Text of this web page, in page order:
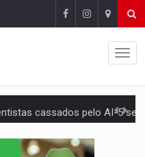
cassados pelo AI-5 se tornam pesquisadores
por abusar de fiéis sob pretexto de